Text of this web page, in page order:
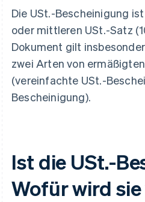
Die USt.-Bescheinigung
oder mittleren USt.-Satz
Dokument gilt
zwei Arten von
(vereinfachte USt.-
Bescheinigung).
Ist die USt.-
Wofür wird